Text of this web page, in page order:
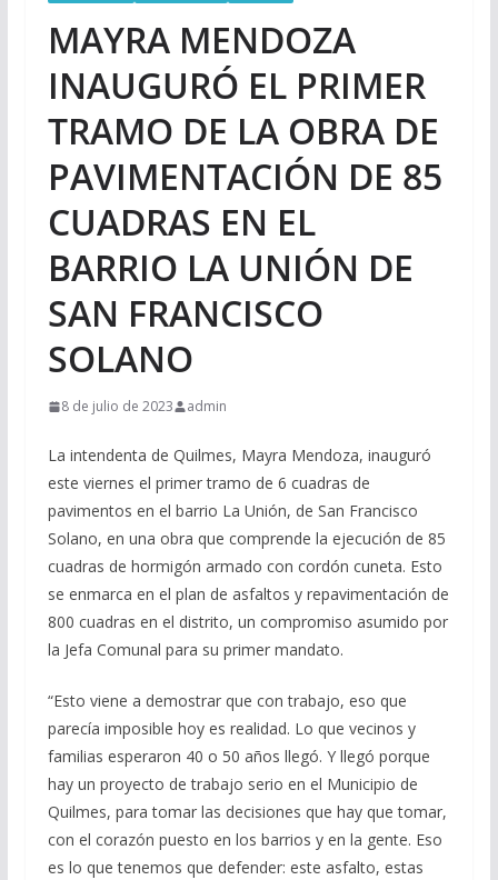
MAYRA MENDOZA
INAUGURÓ EL PRIMER
TRAMO DE LA OBRA DE
PAVIMENTACIÓN DE 85
CUADRAS EN EL
BARRIO LA UNIÓN DE
SAN FRANCISCO
SOLANO
8 de julio de 2023 admin
La intendenta de Quilmes, Mayra Mendoza, inauguró
este viernes el primer tramo de 6 cuadras de
pavimentos en el barrio La Unión, de San Francisco
Solano, en una obra que comprende la ejecución de 85
cuadras de hormigón armado con cordón cuneta. Esto
se enmarca en el plan de asfaltos y repavimentación de
800 cuadras en el distrito, un compromiso asumido por
la Jefa Comunal para su primer mandato.
“Esto viene a demostrar que con trabajo, eso que
parecía imposible hoy es realidad. Lo que vecinos y
familias esperaron 40 o 50 años llegó. Y llegó porque
hay un proyecto de trabajo serio en el Municipio de
Quilmes, para tomar las decisiones que hay que tomar,
con el corazón puesto en los barrios y en la gente. Eso
es lo que tenemos que defender: este asfalto, estas